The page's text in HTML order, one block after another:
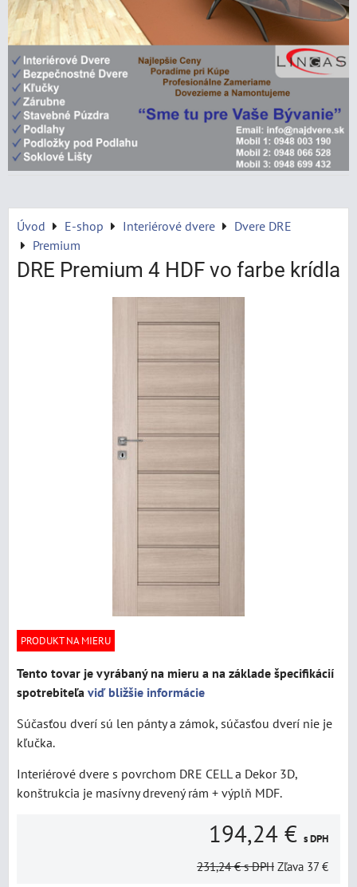
Úvod E-shop Interiérové dvere
Dvere DRE
Premium
DRE Premium 4 HDF vo farbe krídla
PRODUKT NA MIERU
Tento tovar je vyrábaný na mieru a na základe špecifikácií
spotrebiteľa viď bližšie informácie
Súčasťou dverí sú len pánty a zámok, súčasťou dverí nie je
kľučka.
Interiérové dvere s povrchom DRE CELL a Dekor 3D,
konštrukcia je masívny drevený rám + výplň MDF.
194,24 € s DPH
231,24 € s DPH Zľava 37 €